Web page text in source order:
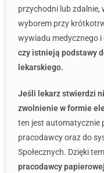
przychodni lub zdalnie,
wyborem przy
wywiadu medycznego
czy istnieją podstawy
lekarskiego.
Jeśli lekarz stwierdzi
zwolnienie w formie
ten jest automatycznie
pracodawcy oraz do
Społecznych. Dzięki
pracodawcy